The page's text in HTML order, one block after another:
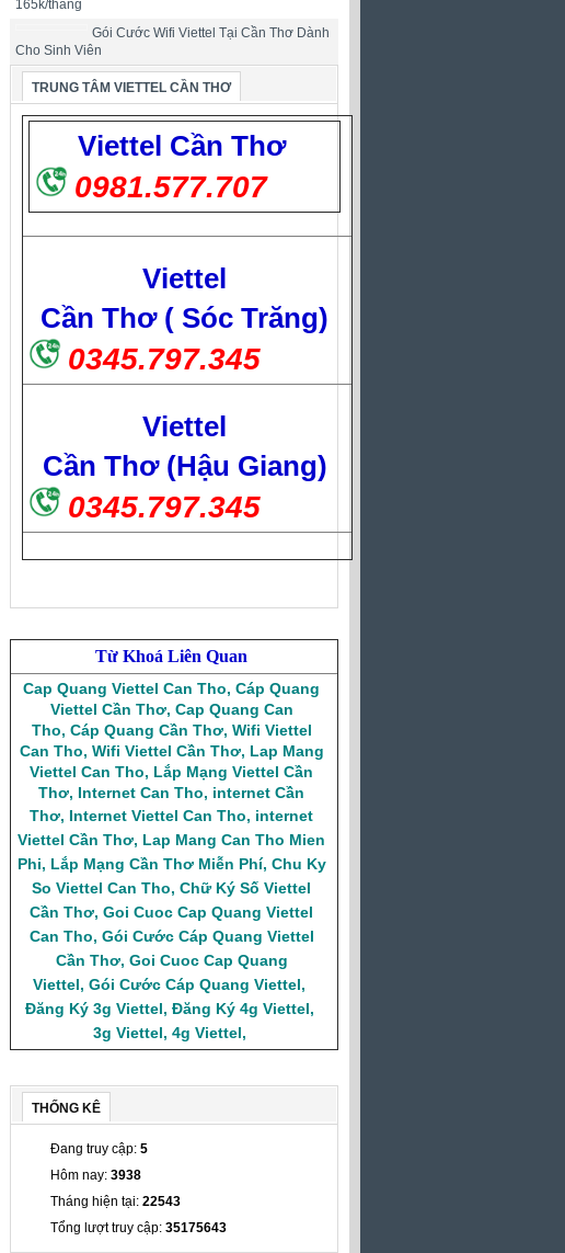
165k/tháng
Gói Cước Wifi Viettel Tại Cần Thơ Dành
Cho Sinh Viên
TRUNG TÂM VIETTEL CẦN THƠ
Viettel Cần Thơ
0981.577.707
Viettel
Cần Thơ ( Sóc Trăng)
0345.797.345
Viettel
Cần Thơ (Hậu Giang)
0345.797.345
Từ Khoá Liên Quan
Cap Quang Viettel Can Tho, Cáp Quang
Viettel Cần Thơ, Cap Quang Can
Tho, Cáp Quang Cần Thơ, Wifi Viettel
Can Tho, Wifi Viettel Cần Thơ, Lap Mang
Viettel Can Tho, Lắp Mạng Viettel Cần
Thơ, Internet Can Tho, internet Cần
Thơ, Internet Viettel Can Tho, internet
Viettel Cần Thơ, Lap Mang Can Tho Mien
Phi, Lắp Mạng Cần Thơ Miễn Phí, Chu Ky
So Viettel Can Tho, Chữ Ký Số Viettel
Cần Thơ, Goi Cuoc Cap Quang Viettel
Can Tho, Gói Cước Cáp Quang Viettel
Cần Thơ, Goi Cuoc Cap Quang
Viettel, Gói Cước Cáp Quang Viettel,
Đăng Ký 3g Viettel, Đăng Ký 4g Viettel,
3g Viettel, 4g Viettel,
THỐNG KÊ
Đang truy cập: 5
Hôm nay: 3938
Tháng hiện tại: 22543
Tổng lượt truy cập: 35175643